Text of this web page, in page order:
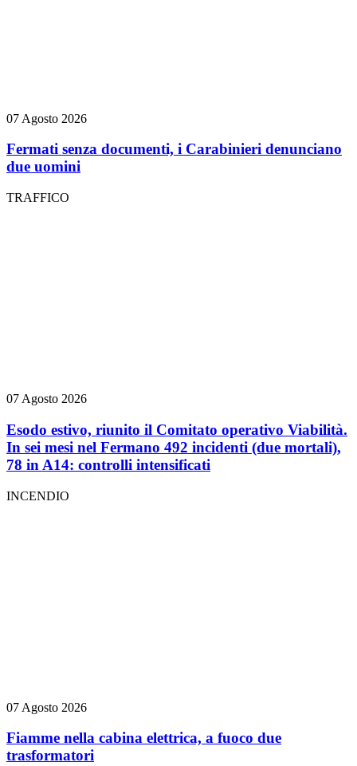
07 Agosto 2026
Fermati senza documenti, i Carabinieri denunciano
due uomini
TRAFFICO
07 Agosto 2026
Esodo estivo, riunito il Comitato operativo Viabilità.
In sei mesi nel Fermano 492 incidenti (due mortali),
78 in A14: controlli intensificati
INCENDIO
07 Agosto 2026
Fiamme nella cabina elettrica, a fuoco due
trasformatori